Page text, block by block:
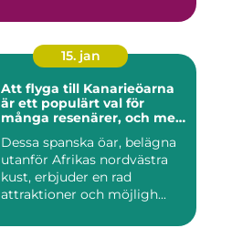
15. jan
Att flyga till Kanarieöarna
är ett populärt val för
många resenärer, och med
Dessa spanska öar, belägna
utanför Afrikas nordvästra
kust, erbjuder en rad
attraktioner och möjligh...